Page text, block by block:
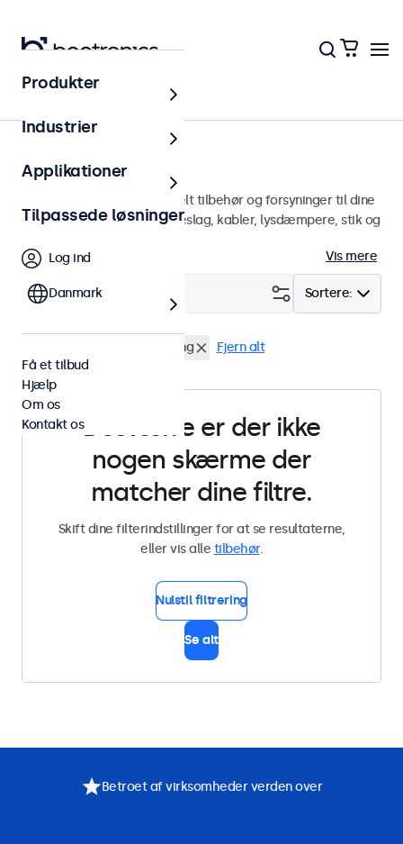
Hjem
Tilbehør
En bred vifte af professionelt tilbehør og forsyninger til dine
Beetronics-skærme. Vægbeslag, kabler, lysdæmpere, stik og
Vis mere
Sortere:
Filter (0)
Fjernbetjening Fjern alt
Desværre er der ikke
nogen skærme der
matcher dine filtre.
Skift dine filterindstillinger for at se resultaterne,
eller vis alle tilbehør.
Nulstil filtrering
Se alt
Produkter
Industrier
Applikationer
Tilpassede løsninger
Log ind
Danmark
Få et tilbud
Hjælp
Om os
Kontakt os
Betroet af virksomheder verden over